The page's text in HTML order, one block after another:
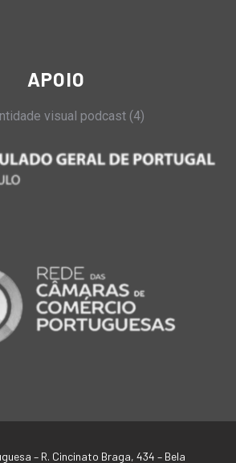
APOIO
– R. Cincinato Braga, 434 – Bela